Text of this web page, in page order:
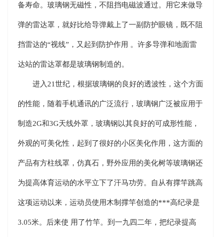
备寿命。玻璃钢无磁性，不阻挡电磁波通过。用它来做导
弹的雷达罩，就好比给导弹戴上了一副防护眼镜，既不阻
挡雷达的“视线”，又起到防护作用 。许多导弹和地面雷
达站的雷达罩都是玻璃钢制造的。
进入21世纪，根据玻璃钢的良好的透波性，这个方面
的性能，随着手机通讯的广泛流行，玻璃钢广泛被应用于
制造2G和3G天线外罩，玻璃钢以其良好的可成形性能，
外观的可美化性，起到了很好的小区美化作用，这方面的
产品有方柱线罩，仿真石，野外应用的美化树等玻璃钢还
为提高体育运动的水平立下了汗马功劳。自从有撑竿跳高
这项运动以来，运动员使用木制撑竿创造的***高纪录是
3.05米。后来使 用了竹竿。到一九四二年，把纪录提高